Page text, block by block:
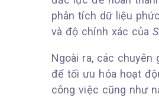
phân tích dữ liệu
và độ chính xác của
Ngoài ra, các
để tối ưu hóa hoạt
công việc cũng như